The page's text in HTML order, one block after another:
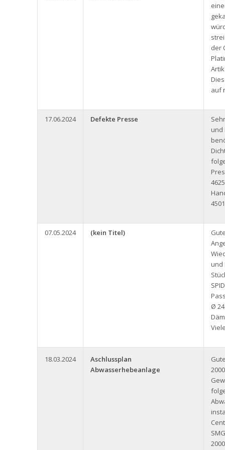
der
auf
17.06.2024 Defekte Presse
und
07.05.2024 (kein Titel)
und
Ø
18.03.2024
Aschlussplan
Abwasserhebeanlage